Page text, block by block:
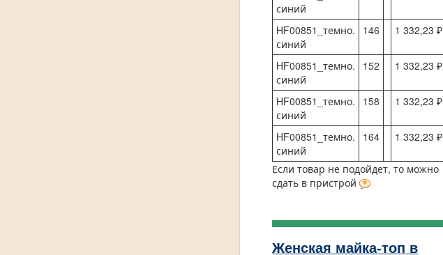
синий
HF00851_темно.
синий
146 1 332,23 ₽
HF00851_темно.
синий
152 1 332,23 ₽
HF00851_темно.
синий
158 1 332,23 ₽
HF00851_темно.
синий
164 1 332,23 ₽
Если товар не подойдет, то можно
сдать в пристрой
Женская майка-топ в